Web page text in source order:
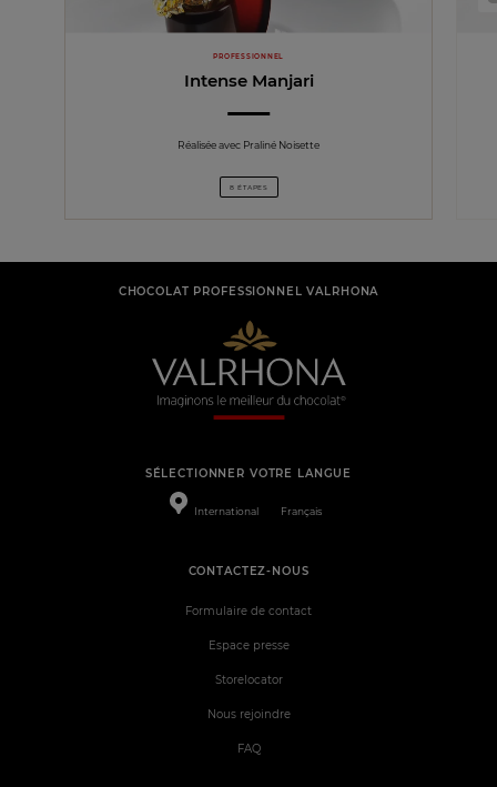
PROFESSIONNEL
Intense Manjari
Réalisée avec Praliné Noisette
8 ÉTAPES
CHOCOLAT PROFESSIONNEL VALRHONA
SÉLECTIONNER VOTRE LANGUE
International Français
CONTACTEZ-NOUS
Formulaire de contact
Espace presse
Storelocator
Nous rejoindre
FAQ